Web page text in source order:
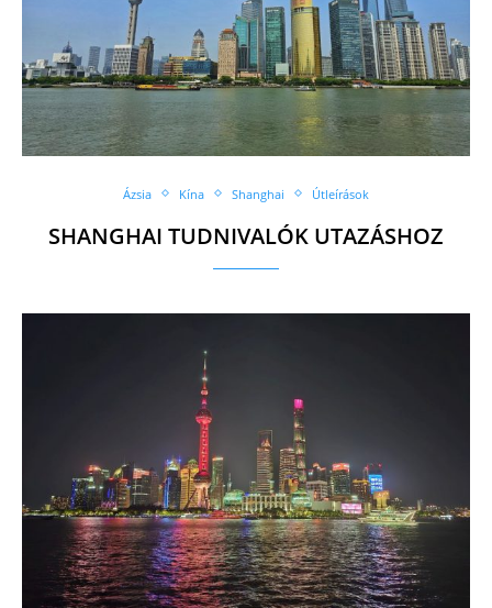
Ázsia Kína Shanghai Útleírások
SHANGHAI TUDNIVALÓK UTAZÁSHOZ